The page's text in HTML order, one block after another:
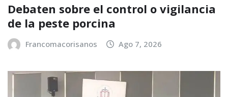
Debaten sobre el control o vigilancia
de la peste porcina
Francomacorisanos Ago 7, 2026